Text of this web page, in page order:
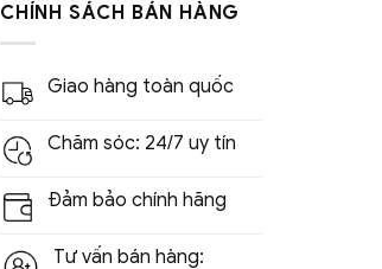
CHÍNH SÁCH BÁN HÀNG
Giao hàng toàn quốc
Chăm sóc: 24/7 uy tín
Đảm bảo chính hãng
Tư vấn bán hàng: